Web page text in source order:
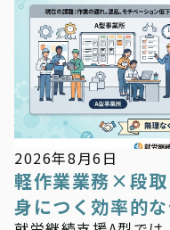
2026年8月6日
軽作業業務×段
身につく効率的